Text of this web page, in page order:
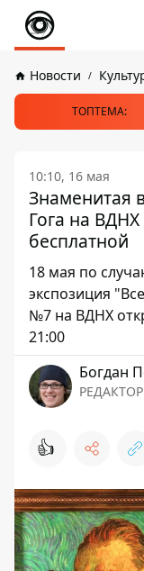
Новости
ТОПТЕМА:
10:10, 16 мая
Знаменитая
Гога на
бесплатной
18 мая по
экспозиция
№7 на ВДНХ
21:00
Богдан
РЕДАКТОР
👍